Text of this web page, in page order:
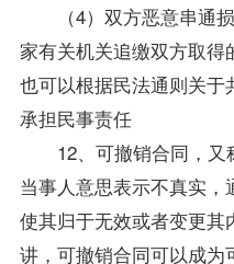
（4）双方恶意串通损
家有关机关追缴双方取得
也可以根据民法通则关
承担民事责任
12、可撤销合同，又
当事人意思表示不真实
使其归于无效或者变更其
讲，可撤销合同可以成为